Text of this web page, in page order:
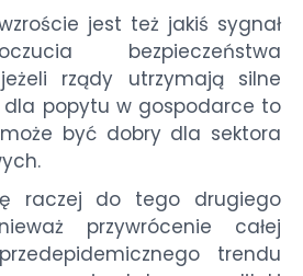
jest też jakiś sygnał
bezpieczeństwa
rządy utrzymają silne
dla popytu w gospodarce to
może być dobry dla sektora
raczej do tego drugiego
przywrócenie całej
trendu